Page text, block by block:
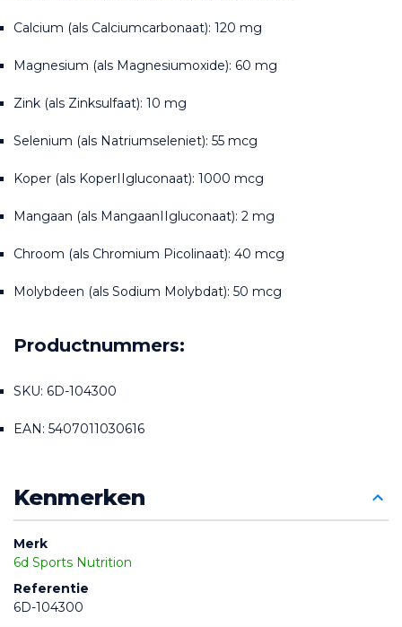
Calcium (als Calciumcarbonaat): 120 mg
Magnesium (als Magnesiumoxide): 60 mg
Zink (als Zinksulfaat): 10 mg
Selenium (als Natriumseleniet): 55 mcg
Koper (als KoperIIgluconaat): 1000 mcg
Mangaan (als MangaanIIgluconaat): 2 mg
Chroom (als Chromium Picolinaat): 40 mcg
Molybdeen (als Sodium Molybdat): 50 mcg
Productnummers:
SKU: 6D-104300
EAN: 5407011030616
Kenmerken
Merk
6d Sports Nutrition
Referentie
6D-104300